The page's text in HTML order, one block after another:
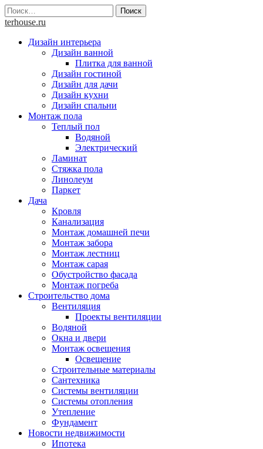
Skip
to
Найти:
terhouse.ru
Дизайн интерьера
Дизайн ванной
Плитка для ванной
Дизайн гостиной
Дизайн для дачи
Дизайн кухни
Дизайн спальни
Монтаж пола
Теплый пол
Водяной
Электрический
Ламинат
Стяжка пола
Линолеум
Паркет
Дача
Кровля
Канализация
Монтаж домашней печи
Монтаж забора
Монтаж лестниц
Монтаж сарая
Обустройство фасада
Монтаж погреба
Строительство дома
Вентиляция
Проекты вентиляции
Водяной
Окна и двери
Монтаж освещения
Освещение
Строительные материалы
Сантехника
Системы вентиляции
Системы отопления
Утепление
Фундамент
Новости недвижимости
Ипотека